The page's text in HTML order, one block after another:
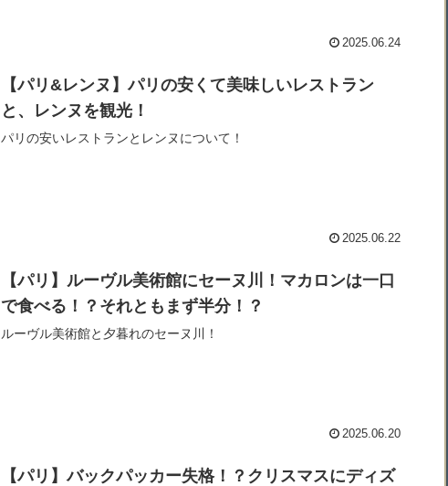
2025.06.24
【パリ&レンヌ】パリの安くて美味しいレストラン
と、レンヌを観光！
パリの安いレストランとレンヌについて！
2025.06.22
【パリ】ルーヴル美術館にセーヌ川！マカロンは一口
で食べる！？それともまず半分！？
ルーヴル美術館と夕暮れのセーヌ川！
2025.06.20
【パリ】バックパッカー失格！？クリスマスにディズ